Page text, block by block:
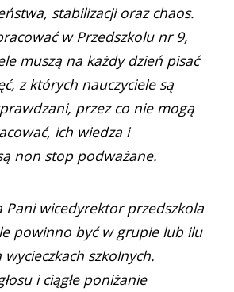
stabilizacji oraz chaos.
w Przedszkolu nr 9,
muszą na każdy dzień pisać
z których nauczyciele są
przez co nie mogą
ich wiedza i
non stop podważane.
Pani wicedyrektor przedszkola
powinno być w grupie lub ilu
szkolnych.
i ciągłe poniżanie